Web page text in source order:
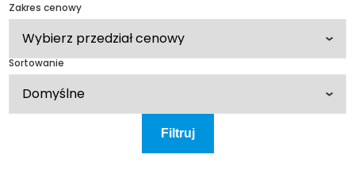
Zakres cenowy
Sortowanie
Filtruj